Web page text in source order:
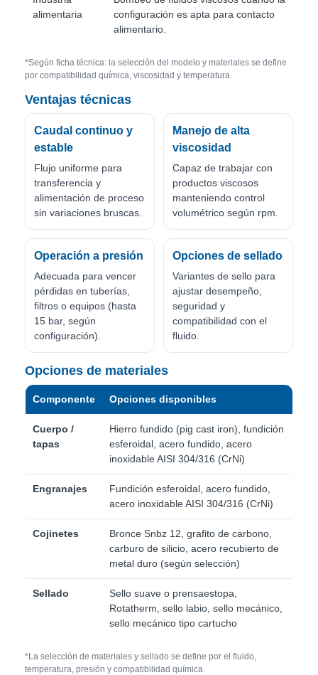
alimentaria
configuración es apta para contacto
alimentario.
*Según ficha técnica: la selección del modelo y materiales se define
por compatibilidad química, viscosidad y temperatura.
Ventajas técnicas
Caudal continuo y
estable
Flujo uniforme para
transferencia y
alimentación de proceso
sin variaciones bruscas.
Manejo de alta
viscosidad
Capaz de trabajar con
productos viscosos
manteniendo control
volumétrico según rpm.
Operación a presión
Adecuada para vencer
pérdidas en tuberías,
filtros o equipos (hasta
15 bar, según
configuración).
Opciones de sellado
Variantes de sello para
ajustar desempeño,
seguridad y
compatibilidad con el
fluido.
Opciones de materiales
Componente Opciones disponibles
Cuerpo /
tapas
Hierro fundido (pig cast iron), fundición
esferoidal, acero fundido, acero
inoxidable AISI 304/316 (CrNi)
Engranajes
Fundición esferoidal, acero fundido,
acero inoxidable AISI 304/316 (CrNi)
Cojinetes
Bronce Snbz 12, grafito de carbono,
carburo de silicio, acero recubierto de
metal duro (según selección)
Sellado
Sello suave o prensaestopa,
Rotatherm, sello labio, sello mecánico,
sello mecánico tipo cartucho
*La selección de materiales y sellado se define por el fluido,
temperatura, presión y compatibilidad química.